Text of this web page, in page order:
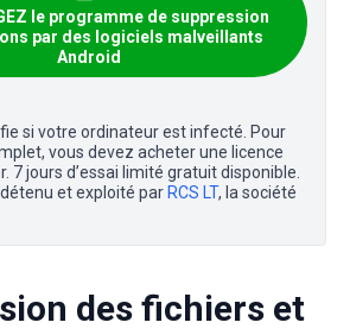
le programme de suppression
par des logiciels malveillants
Android
si votre ordinateur est infecté. Pour
vous devez acheter une licence
7 jours d’essai limité gratuit disponible.
et exploité par RCS LT, la société
des fichiers et